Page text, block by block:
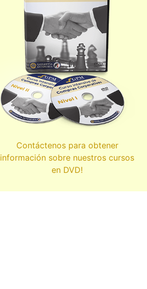
Contáctenos para obtener
información sobre nuestros cursos
en DVD!